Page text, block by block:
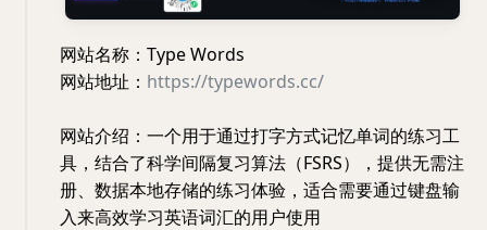
网站名称：Type Words
网站地址： https://typewords.cc/
网站介绍：一个用于通过打字方式记忆单词的练习工
具，结合了科学间隔复习算法（FSRS），提供无需注
册、数据本地存储的练习体验，适合需要通过键盘输
入来高效学习英语词汇的用户使用